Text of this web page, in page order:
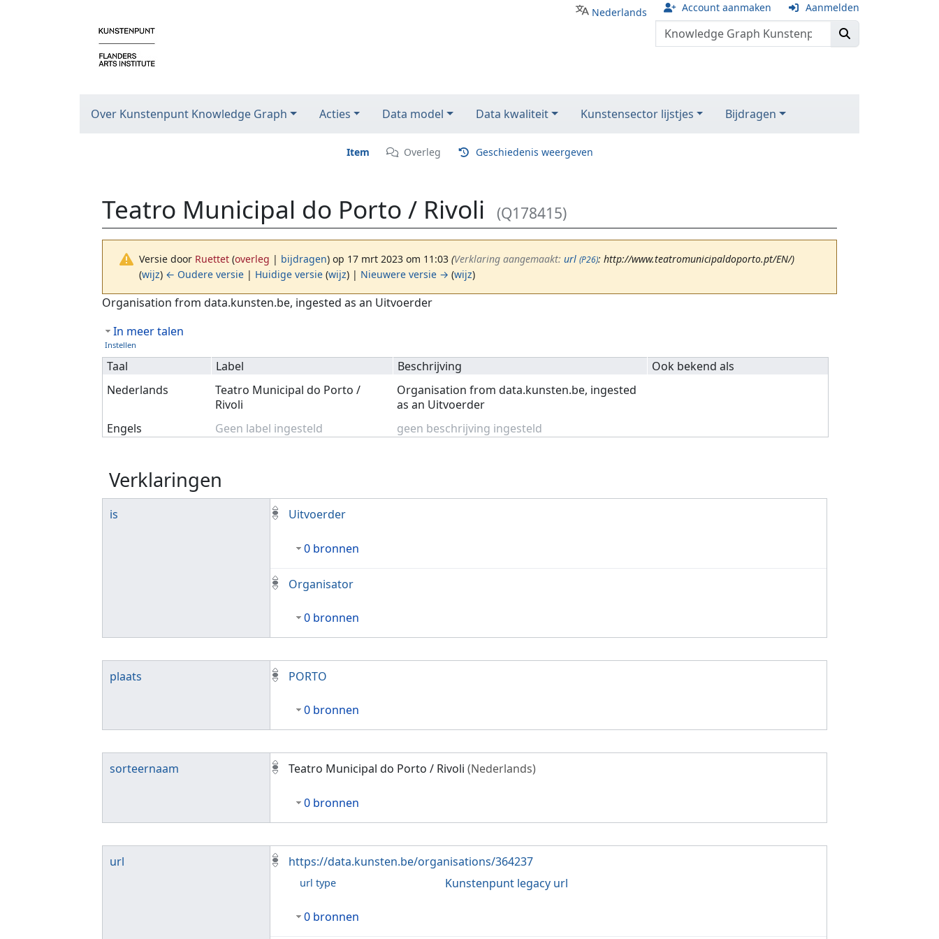
Nederlands Account aanmaken Aanmelden
Over Kunstenpunt Knowledge Graph Acties Data model Data kwaliteit Kunstensector lijstjes Bijdragen
Item Overleg Geschiedenis weergeven
Teatro Municipal do Porto / Rivoli (Q178415)
Versie door Ruettet (overleg | bijdragen) op 17 mrt 2023 om 11:03 (‎Verklaring aangemaakt: url (P26): http://www.teatromunicipaldoporto.pt/EN/)
(wijz) ← Oudere versie | Huidige versie (wijz) | Nieuwere versie → (wijz)
Ga naar:navigatie,zoeken
Organisation from data.kunsten.be, ingested as an Uitvoerder
In meer talen
Instellen
Taal Label Beschrijving
Ook bekend als
Nederlands
Teatro Municipal do Porto /
Rivoli
Organisation from data.kunsten.be, ingested
as an Uitvoerder
Engels
Geen label ingesteld geen beschrijving ingesteld
Verklaringen
is Uitvoerder
0 bronnen
Organisator
0 bronnen
plaats PORTO
0 bronnen
sorteernaam Teatro Municipal do Porto / Rivoli (Nederlands)
0 bronnen
url https://data.kunsten.be/organisations/364237
url type Kunstenpunt legacy url
0 bronnen